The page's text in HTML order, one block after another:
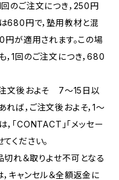
のご注文につき，250円
680円で，塾用教材と混
円が適用されます。この場
，1回のご注文につき，680
注文後およそ 7〜15日以
れば，ご注文後およそ，1〜
「CONTACT」「メッセー
ください。
切れ＆取りよせ不可となる
，キャンセル＆全額返金に